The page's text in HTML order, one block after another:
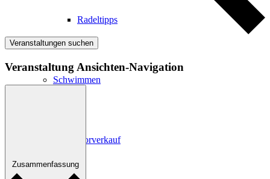
Radeltipps
Schwimmen
Kartenvorverkauf
Veranstaltungen suchen
Veranstaltung Ansichten-Navigation
Zusammenfassung